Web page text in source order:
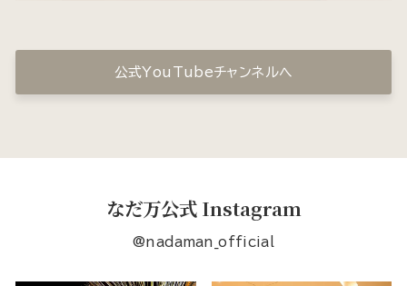
公式YouTubeチャンネルへ
なだ万公式 Instagram
@nadaman_official